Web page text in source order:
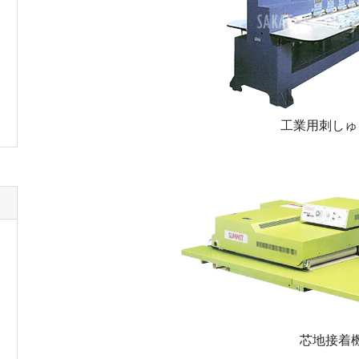
工業用刺し
芯地接着